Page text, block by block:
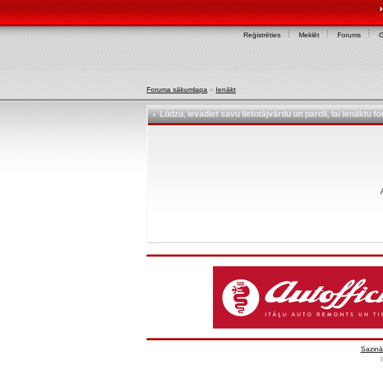
Reģistrēties Meklēt Forums
Foruma sākumlapa » Ienākt
Lūdzu, ievadiet savu lietotājvārdu un paroli, lai ienāktu